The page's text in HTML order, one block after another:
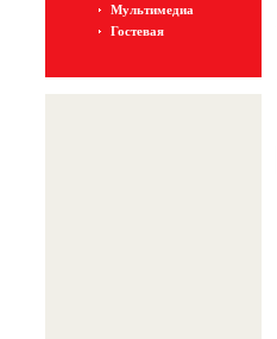
Мультимедиа
Гостевая